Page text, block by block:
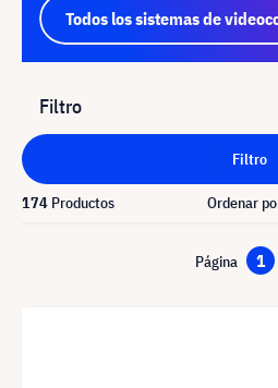
Todos los sistemas de
Filtro
Filtro
174 Productos Ordenar
Página 1